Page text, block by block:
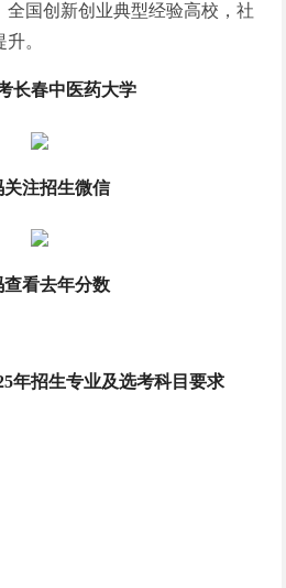
全国创新创业典型经验高校，社
。
长春中医药大学
关注招生微信
查看去年分数
年招生专业及选考科目要求